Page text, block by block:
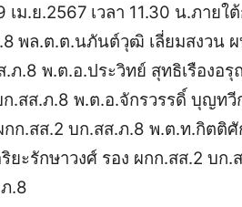
เม.ย.2567 เวลา 11.30 น.ภายใ
พล.ต.ต.นภันต์วุฒิ เลี่ยมสงวน
.ภ.8 พ.ต.อ.ประวิทย์ สุทธิเรืองอ
ก.สส.ภ.8 พ.ต.อ.จักรวรรดิ์ บุญทวี
กก.สส.2 บก.สส.ภ.8 พ.ต.ท.กิตติศั
ยะรักษาวงศ์ รอง ผกก.สส.2 บก.
.8